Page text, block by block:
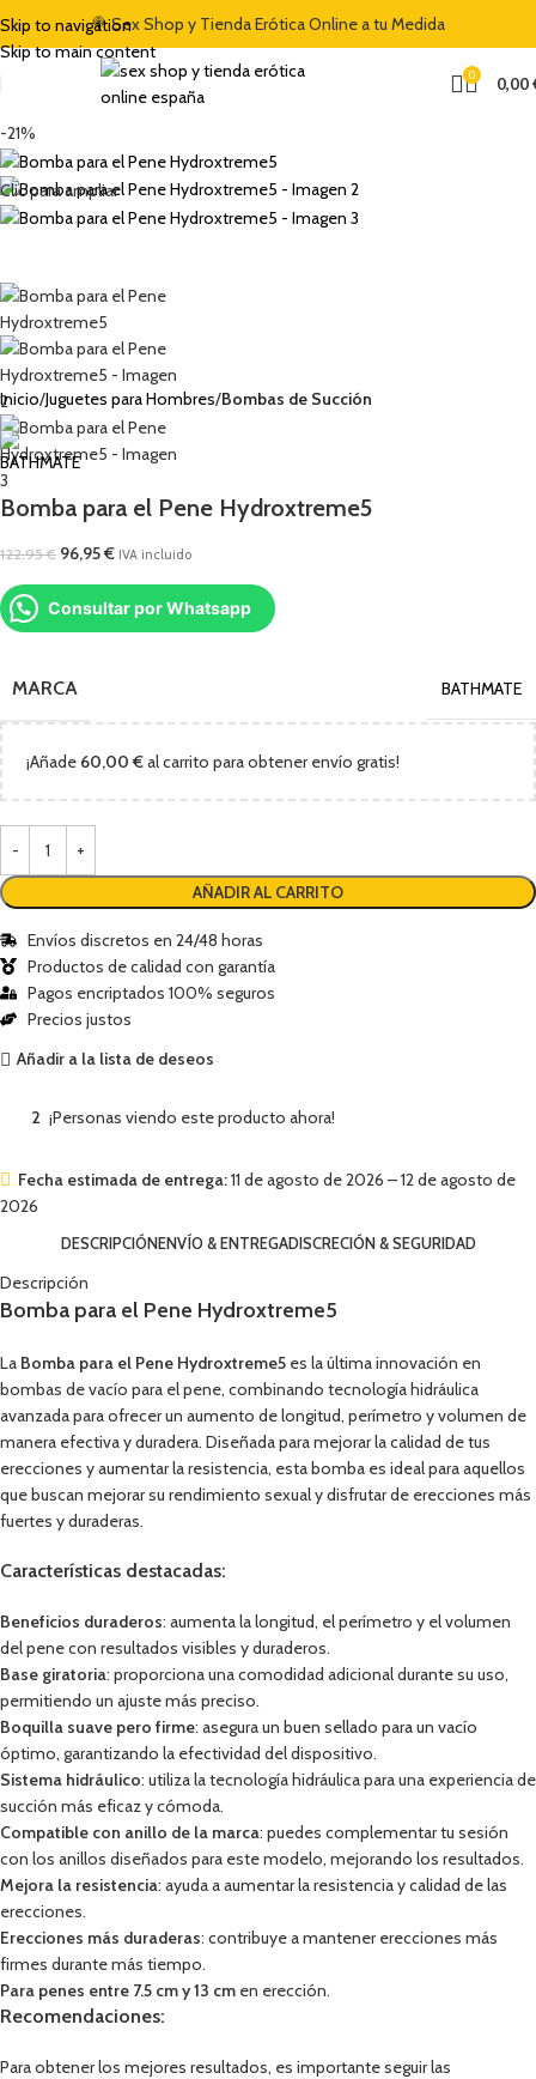
Skip to navigation
Skip to main content
🍭 Sex Shop y Tienda Erótica Online a tu Medida
0 0,00
-21%
Clic para ampliar
Inicio Juguetes para Hombres Bombas de Succión
Bomba para el Pene Hydroxtreme5
122,95€ 96,95€ IVA incluido
Consultar por Whatsapp
MARCA BATHMATE
¡Añade 60,00 €al carrito para obtener envío gratis!
AÑADIR AL CARRITO
Envíos discretos en 24/48 horas
Productos de calidad con garantía
Pagos encriptados 100% seguros
Precios justos
Añadir a la lista de deseos
2 ¡Personas viendo este producto ahora!
Fecha estimada de entrega:11 de agosto de 2026 – 12 de agosto de
2026
DESCRIPCIÓNENVÍO & ENTREGADISCRECIÓN & SEGURIDAD
Descripción
Bomba para el Pene Hydroxtreme5
La Bomba para el Pene Hydroxtreme5 es la última innovación en
bombas de vacío para el pene, combinando tecnología hidráulica
avanzada para ofrecer un aumento de longitud, perímetro y volumen de
manera efectiva y duradera. Diseñada para mejorar la calidad de tus
erecciones y aumentar la resistencia, esta bomba es ideal para aquellos
que buscan mejorar su rendimiento sexual y disfrutar de erecciones más
fuertes y duraderas.
Características destacadas:
Beneficios duraderos: aumenta la longitud, el perímetro y el volumen
del pene con resultados visibles y duraderos.
Base giratoria: proporciona una comodidad adicional durante su uso,
permitiendo un ajuste más preciso.
Boquilla suave pero firme: asegura un buen sellado para un vacío
óptimo, garantizando la efectividad del dispositivo.
Sistema hidráulico: utiliza la tecnología hidráulica para una experiencia de
succión más eficaz y cómoda.
Compatible con anillo de la marca: puedes complementar tu sesión
con los anillos diseñados para este modelo, mejorando los resultados.
Mejora la resistencia: ayuda a aumentar la resistencia y calidad de las
erecciones.
Erecciones más duraderas: contribuye a mantener erecciones más
firmes durante más tiempo.
Para penes entre 7.5 cm y 13 cm en erección.
Recomendaciones:
Para obtener los mejores resultados, es importante seguir las
DEL 5% CON EL CÓDIGO "DULCES5"🏷️ CUPÓN DE DESCUENTO DE